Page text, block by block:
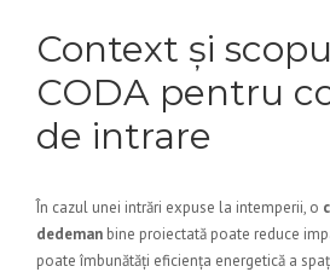
Context și
CODA pentru
de intrare
În cazul unei intrări expuse la intemperii, o
dedeman bine proiectată poate reduce
poate îmbunătăți eficiența energetică a